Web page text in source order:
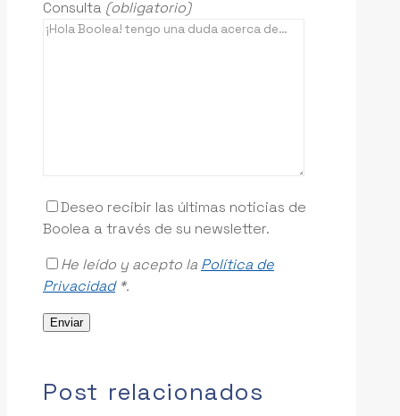
Consulta (obligatorio)
Deseo recibir las últimas noticias de
Boolea a través de su newsletter.
He leído y acepto la Política de
Privacidad*.
Post relacionados